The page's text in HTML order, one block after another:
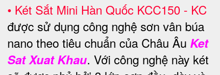
• Két Sắt Mini Hàn Quốc KCC150 - KC
được sử dụng công nghệ sơn vân búa
nano theo tiêu chuẩn của Châu Âu Ket
Sat Xuat Khau. Với công nghệ này két